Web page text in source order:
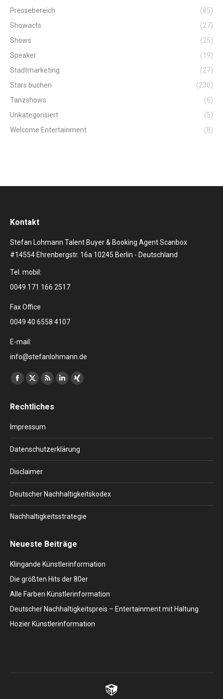
Pressebereich
(85)
Showacts
(27)
Shows
(25)
Speaker
(19)
Stadtmarketing
(27)
Stars buchen
(230)
Tanzshows
(6)
Unkategorisiert
(5)
Welcome Entertainment
(8)
Kontakt
Stefan Lohmann Talent Buyer & Booking Agent Scanbox
#14554 Ehrenbergstr. 16a 10245 Berlin - Deutschland
Tel. mobil:
0049 171 166 2517
Fax Office
0049 40 6558 4107
E-mail:
info@stefanlohmann.de
Finden Sie uns auf:
Facebook
opens
new
window
X
opens
new
window
RSS
opens
new
window
Linkedin
new
window
XING
new
window
Rechtliches
Impressum
Datenschutzerklärung
Disclaimer
Deutscher Nachhaltigkeitskodex
Nachhaltigkeitsstrategie
Neueste Beiträge
Klingande Künstlerinformation
Die größten Hits der 80er
Alle Farben Künstlerinformation
Deutscher Nachhaltigkeitspreis – Entertainment mit Haltung
Hozier Künstlerinformation